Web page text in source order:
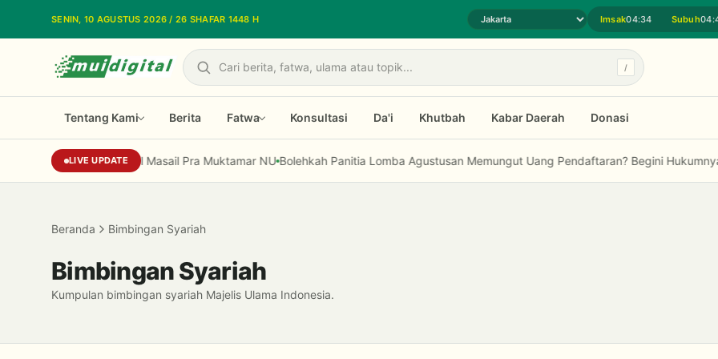
SENIN, 10 AGUSTUS 2026 / 26 SHAFAR 1448 H Pilih daerah jadwal sholat Imsak04:34 Subuh
Cari
/
Tentang Kami Berita Fatwa Konsultasi Da'i Khutbah Kabar Daerah Donasi
LIVE UPDATE
dalam Bahtsul Masail Pra Muktamar NU Bolehkah Panitia Lomba Agustusan Memungut Uang Pendaftaran? Begini Hukumnya dalam
Beranda Bimbingan Syariah
Bimbingan Syariah
Kumpulan bimbingan syariah Majelis Ulama Indonesia.